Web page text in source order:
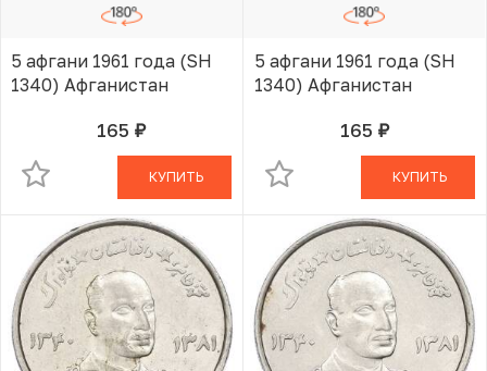
5 афгани 1961 года (SH
1340) Афганистан
165 руб.В КОРЗИНЕ
КУПИТЬ
5 афгани 1961 года (SH
1340) Афганистан
165 руб.В КОРЗИНЕ
КУПИТЬ